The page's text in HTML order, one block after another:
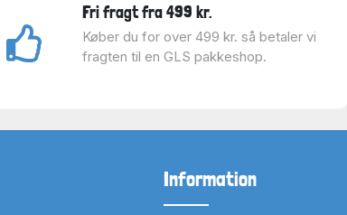
Fri fragt fra 499 kr.
Køber du for over 499 kr. så betaler vi
fragten til en GLS pakkeshop.
Information